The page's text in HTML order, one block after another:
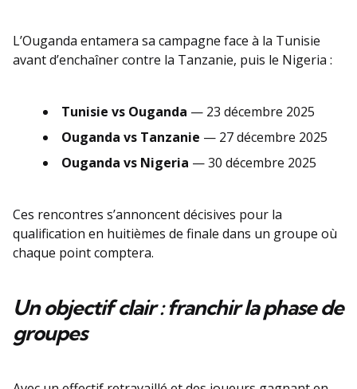
L’Ouganda entamera sa campagne face à la Tunisie
avant d’enchaîner contre la Tanzanie, puis le Nigeria :
Tunisie vs Ouganda — 23 décembre 2025
Ouganda vs Tanzanie — 27 décembre 2025
Ouganda vs Nigeria — 30 décembre 2025
Ces rencontres s’annoncent décisives pour la
qualification en huitièmes de finale dans un groupe où
chaque point comptera.
Un objectif clair : franchir la phase de
groupes